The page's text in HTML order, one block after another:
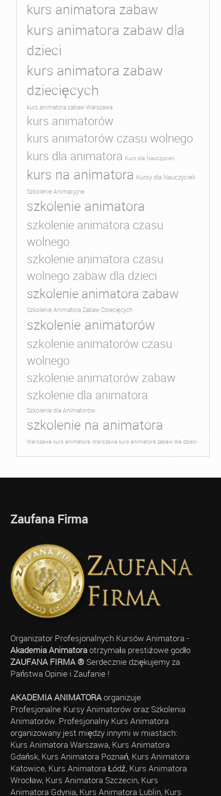
kurs animatora zabaw
kurs animatora zabaw dla
dzieci
kurs animatora zabaw
dziecięcych
kurs animatora zabaw Warszawa
kurs animatorów
kurs animatorów czasu wolnego
kurs dla animatora Kurs dla Nauczycieli
kurs na animatora Kursy dla Nauczycieli
Szkolenie Animacyjne
szkolenie animatora
szkolenie animatora czasu
wolnego
szkolenie animatora czasu
wolnego zabaw dla dzieci
szkolenie animatora zabaw
Szkolenie Animatora Zabaw Dziecięcych
szkolenie animatorów
szkolenie animatorów czasu
wolnego
szkolenie animatorów zabaw
szkolenie dla animatora
Szkolenie dla Animatorów
szkolenie na animatora
Warszawa kurs animatora Warszawa kurs animatora zabaw dla dzieci
Zaufana Firma
Organizator Profesjonalnych Kursów Animatora -
Akademia Animatoraotrzymała prestiżowe godło
ZAUFANA FIRMA ®Serdecznie dziękujemy za
Państwa Opinie i Zaufanie !
AKADEMIA ANIMATORAorganizuje
Profesjonalne Kursy Animatorów oraz Szkolenia
Animatorów. Profesjonalny Kurs Animatora
organizowany jest między innymi w miastach:
Kurs Animatora Warszawa, Kurs Animatora
Gdańsk, Kurs Animatora Poznań, Kurs Animatora
Katowice, Kurs Animatora Łódź, Kurs Animatora
Wrocław, Kurs Animatora Szczecin, Kurs
Animatora Gdynia, Kurs Animatora Lublin, Kurs